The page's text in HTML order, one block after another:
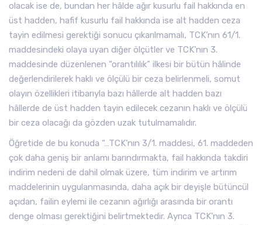
olacak ise de, bundan her hâlde ağır kusurlu fail hakkında en
üst hadden, hafif kusurlu fail hakkında ise alt hadden ceza
tayin edilmesi gerektiği sonucu çıkarılmamalı, TCK’nın 61/1.
maddesindeki olaya uyan diğer ölçütler ve TCK’nın 3.
maddesinde düzenlenen “orantılılık” ilkesi bir bütün hâlinde
değerlendirilerek haklı ve ölçülü bir ceza belirlenmeli, somut
olayın özellikleri itibarıyla bazı hâllerde alt hadden bazı
hâllerde de üst hadden tayin edilecek cezanın haklı ve ölçülü
bir ceza olacağı da gözden uzak tutulmamalıdır.
Öğretide de bu konuda “…TCK’nın 3/1. maddesi, 61. maddeden
çok daha geniş bir anlamı barındırmakta, fail hakkında takdiri
indirim nedeni de dahil olmak üzere, tüm indirim ve artırım
maddelerinin uygulanmasında, daha açık bir deyişle bütüncül
açıdan, failin eylemi ile cezanın ağırlığı arasında bir orantı
denge olması gerektiğini belirtmektedir. Ayrıca TCK’nın 3.